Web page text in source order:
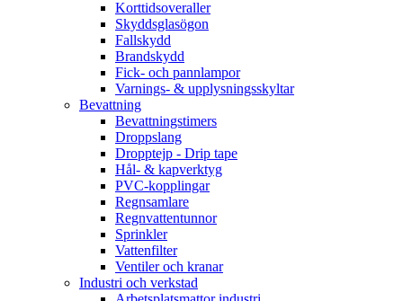
Korttidsoveraller
Skyddsglasögon
Fallskydd
Brandskydd
Fick- och pannlampor
Varnings- & upplysningsskyltar
Bevattning
Bevattningstimers
Droppslang
Dropptejp - Drip tape
Hål- & kapverktyg
PVC-kopplingar
Regnsamlare
Regnvattentunnor
Sprinkler
Vattenfilter
Ventiler och kranar
Industri och verkstad